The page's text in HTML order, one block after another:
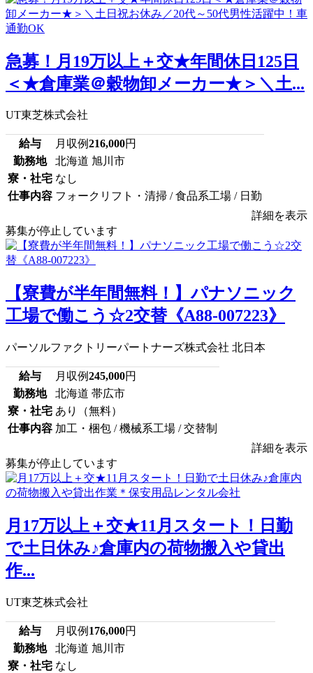
急募！月19万以上＋交★年間休日125日
＜★倉庫業＠穀物卸メーカー★＞＼土...
UT東芝株式会社
給与 月収例216,000円
勤務地
北海道 旭川市
寮・社宅 なし
仕事内容 フォークリフト・清掃 / 食品系工場 / 日勤
詳細を表示
募集が停止しています
【寮費が半年間無料！】パナソニック
工場で働こう☆2交替《A88-007223》
パーソルファクトリーパートナーズ株式会社 北日本
給与 月収例245,000円
勤務地
北海道 帯広市
寮・社宅 あり（無料）
仕事内容 加工・梱包 / 機械系工場 / 交替制
詳細を表示
募集が停止しています
月17万以上＋交★11月スタート！日勤
で土日休み♪倉庫内の荷物搬入や貸出
作...
UT東芝株式会社
給与 月収例 176,000円
勤務地
北海道 旭川市
寮・社宅 なし